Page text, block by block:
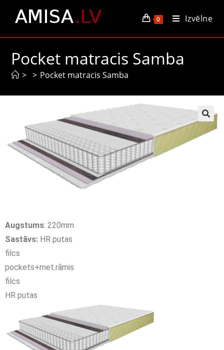
0 Izvēlne
Pocket matracis Samba
> > Pocket matracis Samba
Augstums: 220mm
Sastāvs: HR putas
filcs
pockets+met.rāmis
filcs
HR putas